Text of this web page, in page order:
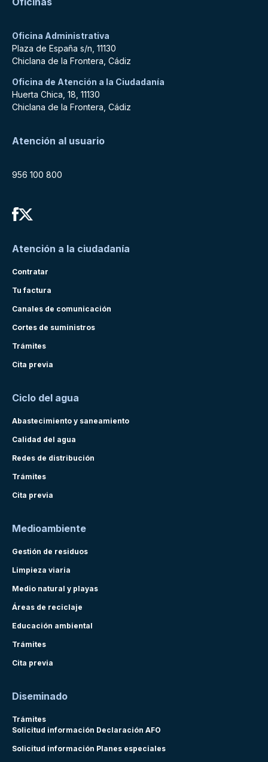
Oficina Administrativa
Plaza de España s/n, 11130
Chiclana de la Frontera, Cádiz
Oficina de Atención a la Ciudadanía
Huerta Chica, 18, 11130
Chiclana de la Frontera, Cádiz
Atención al usuario
956 100 800
Atención a la ciudadanía
Contratar
Tu factura
Canales de comunicación
Cortes de suministros
Trámites
Cita previa
Ciclo del agua
Abastecimiento y saneamiento
Calidad del agua
Redes de distribución
Trámites
Cita previa
Medioambiente
Gestión de residuos
Limpieza viaria
Medio natural y playas
Áreas de reciclaje
Educación ambiental
Trámites
Cita previa
Diseminado
Trámites
Solicitud información Declaración AFO
Solicitud información Planes especiales